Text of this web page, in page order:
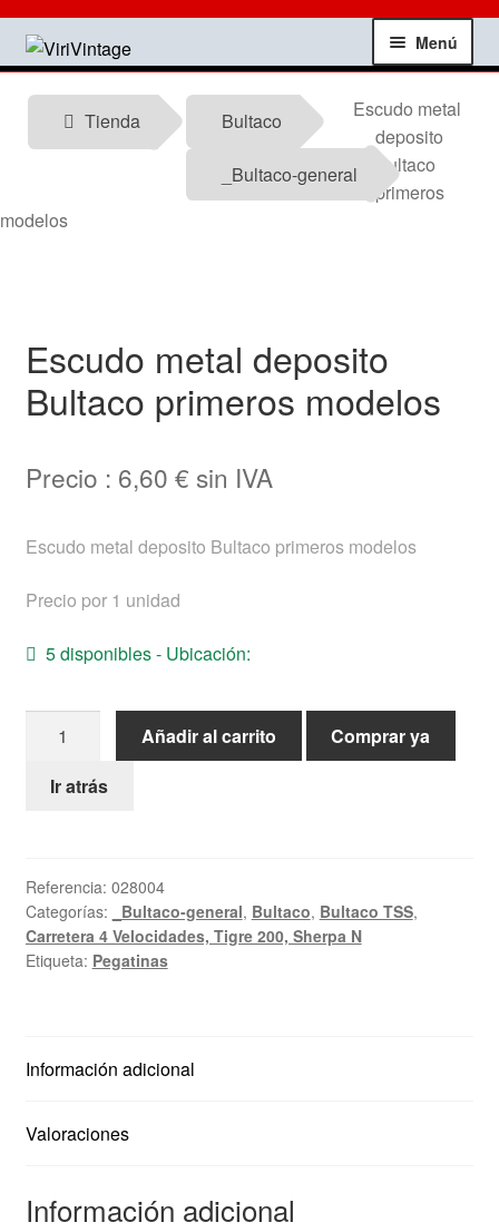
Ir
a
navegación
Ir
al
Menú
Tienda
Contactar
Noticias
Testimonios
Ofertas
Español
Tienda Bultaco
_Bultaco-general
Escudo metal
deposito
Bultaco
primeros
modelos
Escudo metal deposito
Bultaco primeros modelos
Precio : 6,60 € sin IVA
Escudo metal deposito Bultaco primeros modelos
Precio por 1 unidad
5 disponibles - Ubicación:
metal
deposito
cantidad
Añadir al carrito
Comprar ya
Ir atrás
Referencia: 028004
Categorías:
_Bultaco-general, Bultaco, Bultaco TSS,
Carretera 4 Velocidades, Tigre 200, Sherpa N
Etiqueta: Pegatinas
Información adicional
Valoraciones
Información adicional